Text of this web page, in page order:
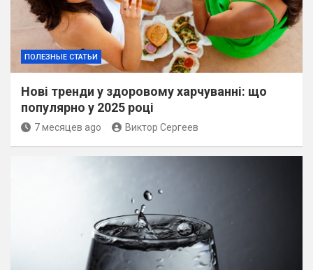
ПОЛЕЗНЫЕ СТАТЬИ
Нові тренди у здоровому харчуванні: що
популярно у 2025 році
7 месяцев ago Виктор Сергеев